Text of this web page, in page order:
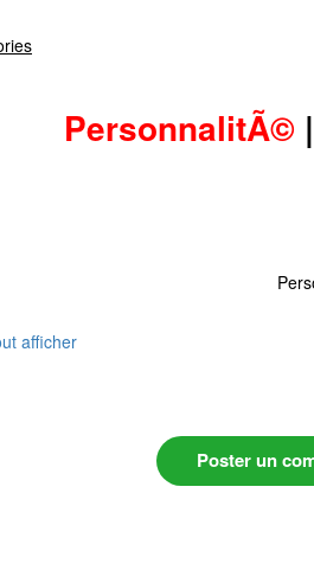
PersonnalitÃ©
afficher
Poster un